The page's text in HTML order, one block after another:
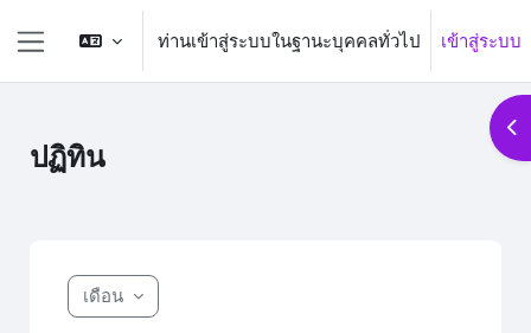
ข้ามไปที่เนื้อหาหลัก
ท่านเข้าสู่ระบบในฐานะบุคคลทั่วไป เข้าสู่ระบบ
ปฏิทิน
เดือน